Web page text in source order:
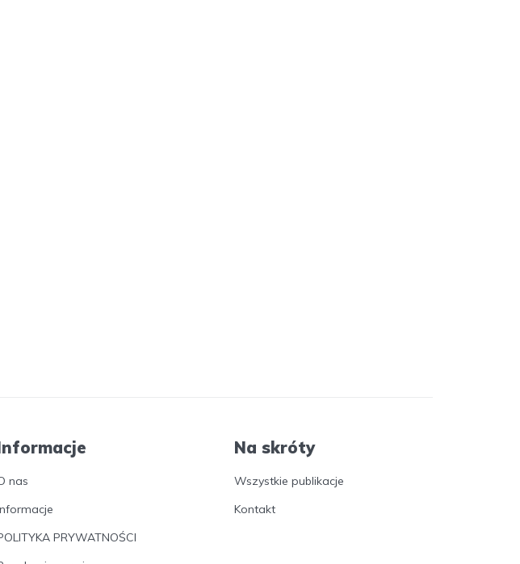
nas
PRYWATNOŚCI
Na skróty
Wszystkie publikacje
Kontakt